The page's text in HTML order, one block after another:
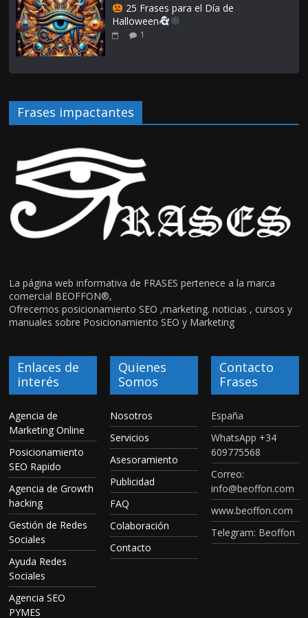
25 Frases para el Día de
Halloween
1
Frases impactantes
La página web informativa de FRASES pertenece a la marca
comercial BEOFFON®,
Ofrecemos posicionamiento SEO ,marketing. noticias , cursos y
manuales sobre Posicionamiento SEO y Marketing
Enlaces de
interés
Agencia de
Marketing Online
Posicionamiento
SEO Rapido
Agencia de Growth
hacking
Gestión de Redes
Sociales
Ayuda Redes
Sociales
Agencia SEO
PYMES
Quienes
Somos
Nosotros
Servicios
Asesoramiento
Publicidad
FAQ
Colaboración
Contacto
Contacto
Frases
España
WhatsApp +34
609775568
Correo:
info@beoffon.com
www.beoffon.com
Telegram: Beoffon